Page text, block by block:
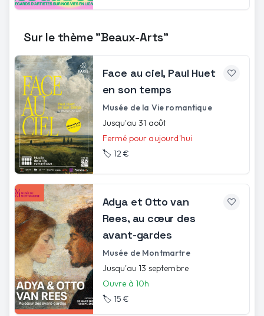
Sur le thème "Beaux-Arts"
Face au ciel, Paul Huet
en son temps
Musée de la Vie romantique
Jusqu'au 31 août
Fermé pour aujourd'hui
🏷️ 12 €
Adya et Otto van
Rees, au cœur des
avant-gardes
Musée de Montmartre
Jusqu'au 13 septembre
Ouvre à 10h
🏷️ 15 €